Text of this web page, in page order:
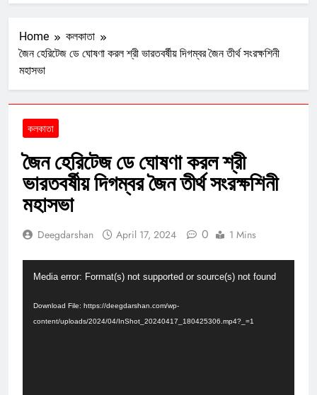
Home
কলকাতা
জৈন হেরিটেজ ডে ঘোষণা করল শ্রী ভারতবর্ষীয় দিগম্বর জৈন তীর্থ সংরক্ষশিনী
মহাসভা
কলকাতা
জৈন হেরিটেজ ডে ঘোষণা করল শ্রী
ভারতবর্ষীয় দিগম্বর জৈন তীর্থ সংরক্ষশিনী
মহাসভা
Deegdarshan April 17, 2024 0 1 Mins
Player
Media error: Format(s) not supported or source(s) not found
Download File: https://deegdarshan.com/wp-
content/uploads/2024/04/InShot_20240417_180425306.mp4?_=1